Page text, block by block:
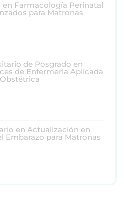
en Farmacología Perinatal
para Matronas
de Posgrado en
de Enfermería Aplicada
en Actualización en
Embarazo para Matronas